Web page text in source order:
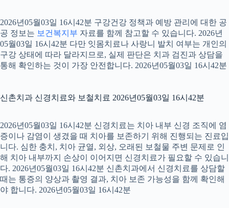
2026년05월03일 16시42분 구강건강 정책과 예방 관리에 대한 공
공 정보는 보건복지부 자료를 함께 참고할 수 있습니다. 2026년
05월03일 16시42분 다만 잇몸치료나 사랑니 발치 여부는 개인의
구강 상태에 따라 달라지므로, 실제 판단은 치과 검진과 상담을
통해 확인하는 것이 가장 안전합니다. 2026년05월03일 16시42분
신촌치과 신경치료와 보철치료 2026년05월03일 16시42분
2026년05월03일 16시42분 신경치료는 치아 내부 신경 조직에 염
증이나 감염이 생겼을 때 치아를 보존하기 위해 진행되는 진료입
니다. 심한 충치, 치아 균열, 외상, 오래된 보철물 주변 문제로 인
해 치아 내부까지 손상이 이어지면 신경치료가 필요할 수 있습니
다. 2026년05월03일 16시42분 신촌치과에서 신경치료를 상담할
때는 통증의 양상과 촬영 결과, 치아 보존 가능성을 함께 확인해
야 합니다. 2026년05월03일 16시42분